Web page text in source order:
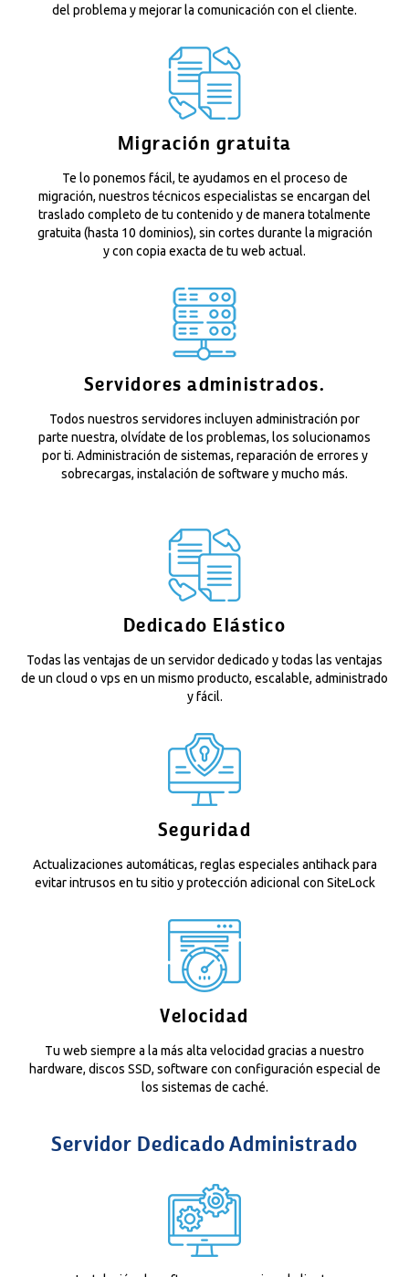
del problema y mejorar la comunicación con el cliente.
Migración gratuita
Te lo ponemos fácil, te ayudamos en el proceso de
migración, nuestros técnicos especialistas se encargan del
traslado completo de tu contenido y de manera totalmente
gratuita (hasta 10 dominios), sin cortes durante la migración
y con copia exacta de tu web actual.
Servidores administrados.
Todos nuestros servidores incluyen administración por
parte nuestra, olvídate de los problemas, los solucionamos
por ti. Administración de sistemas, reparación de errores y
sobrecargas, instalación de software y mucho más.
Dedicado Elástico
Todas las ventajas de un servidor dedicado y todas las ventajas
de un cloud o vps en un mismo producto, escalable, administrado
y fácil.
Seguridad
Actualizaciones automáticas, reglas especiales antihack para
evitar intrusos en tu sitio y protección adicional con SiteLock
Velocidad
Tu web siempre a la más alta velocidad gracias a nuestro
hardware, discos SSD, software con configuración especial de
los sistemas de caché.
Servidor Dedicado Administrado